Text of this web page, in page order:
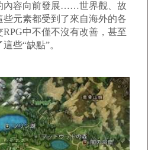
內容向前發展……世界觀、故
元素都受到了來自海外的各
中不僅不沒有改善，甚至
些“缺點”。